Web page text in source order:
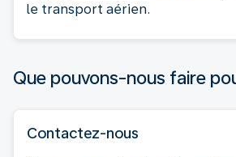
le transport aérien.
Que pouvons-nous faire
Contactez-nous